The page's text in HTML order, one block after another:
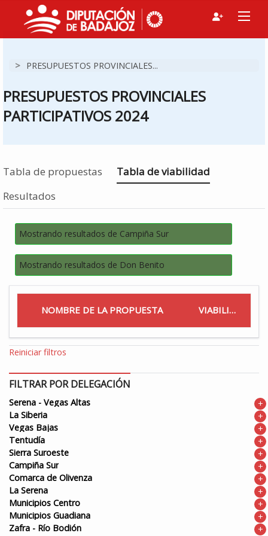
> PRESUPUESTOS PROVINCIALES...
PRESUPUESTOS PROVINCIALES
PARTICIPATIVOS 2024
Tabla de propuestas Estás en
Tabla de viabilidad
Resultados
Mostrando resultados de Campiña Sur
Mostrando resultados de Don Benito
NOMBRE DE LA PROPUESTA VIABILIDAD
Reiniciar filtros
FILTRAR POR DELEGACIÓN